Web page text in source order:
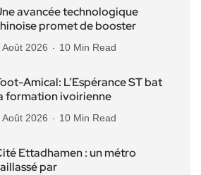
avancée technologique
promet de booster
Août 2026 10 Min Read
Amical: L’Espérance ST bat
formation ivoirienne
Août 2026 10 Min Read
Ettadhamen : un métro
par